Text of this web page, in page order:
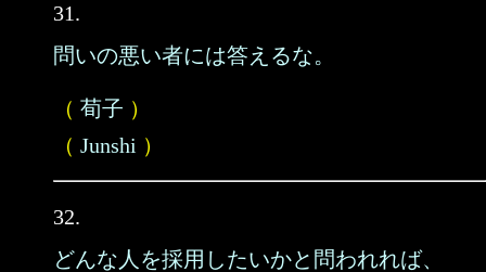
31.
問いの悪い者には答えるな。
（ 荀子 ）
（ Junshi ）
32.
どんな人を採用したいかと問われれば、